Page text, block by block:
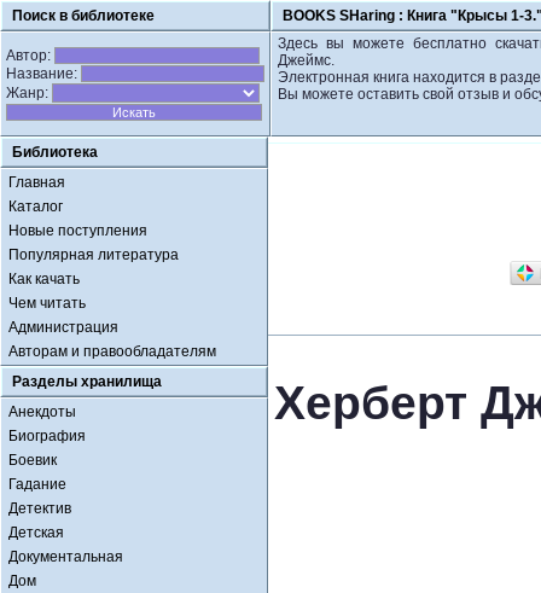
Поиск в библиотеке BOOKS SHaring : Книга "Крысы 1-
Автор:
Название:
Жанр:
Здесь вы можете бесплатно
Джеймс.
Электронная книга находится в
Вы можете оставить свой отзыв и
Библиотека
Главная
Каталог
Новые поступления
Популярная литература
Как качать
Чем читать
Администрация
Авторам и правообладателям
Разделы хранилища
Анекдоты
Биография
Боевик
Гадание
Детектив
Детская
Документальная
Дом
Херберт